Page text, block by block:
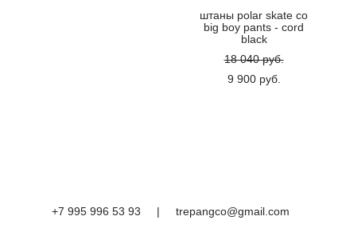
штаны polar skate co
big boy pants - cord
black
18 040 pуб.
9 900 pуб.
+7 995 996 53 93 | trepangco@gmail.com